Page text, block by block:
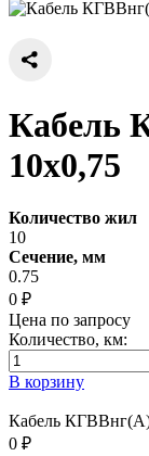
Кабель
10х0,75
Количество жил
10
Сечение, мм
0.75
0 ₽
Цена по запросу
Количество, км:
В корзину
Кабель
0 ₽